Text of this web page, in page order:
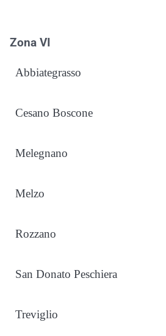
Zona VI
Abbiategrasso
Cesano Boscone
Melegnano
Melzo
Rozzano
San Donato Peschiera
Treviglio